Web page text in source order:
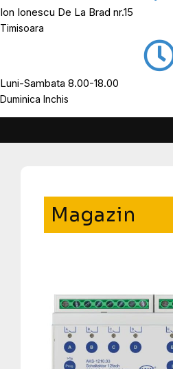
Ion Ionescu De La Brad nr.15
Timisoara
Luni-Sambata 8.00-18.00
Duminica Inchis
Magazin